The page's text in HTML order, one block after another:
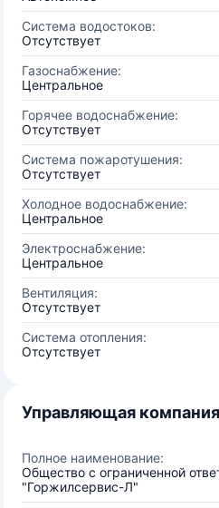
Система водостоков:
Отсутствует
Газоснабжение:
Центральное
Горячее водоснабжение:
Отсутствует
Система пожаротушения:
Отсутствует
Холодное водоснабжение:
Центральное
Электроснабжение:
Центральное
Вентиляция:
Отсутствует
Система отопления:
Отсутствует
Управляющая компания
Полное наименование:
Общество с ограниченной
"Горжилсервис-Л"